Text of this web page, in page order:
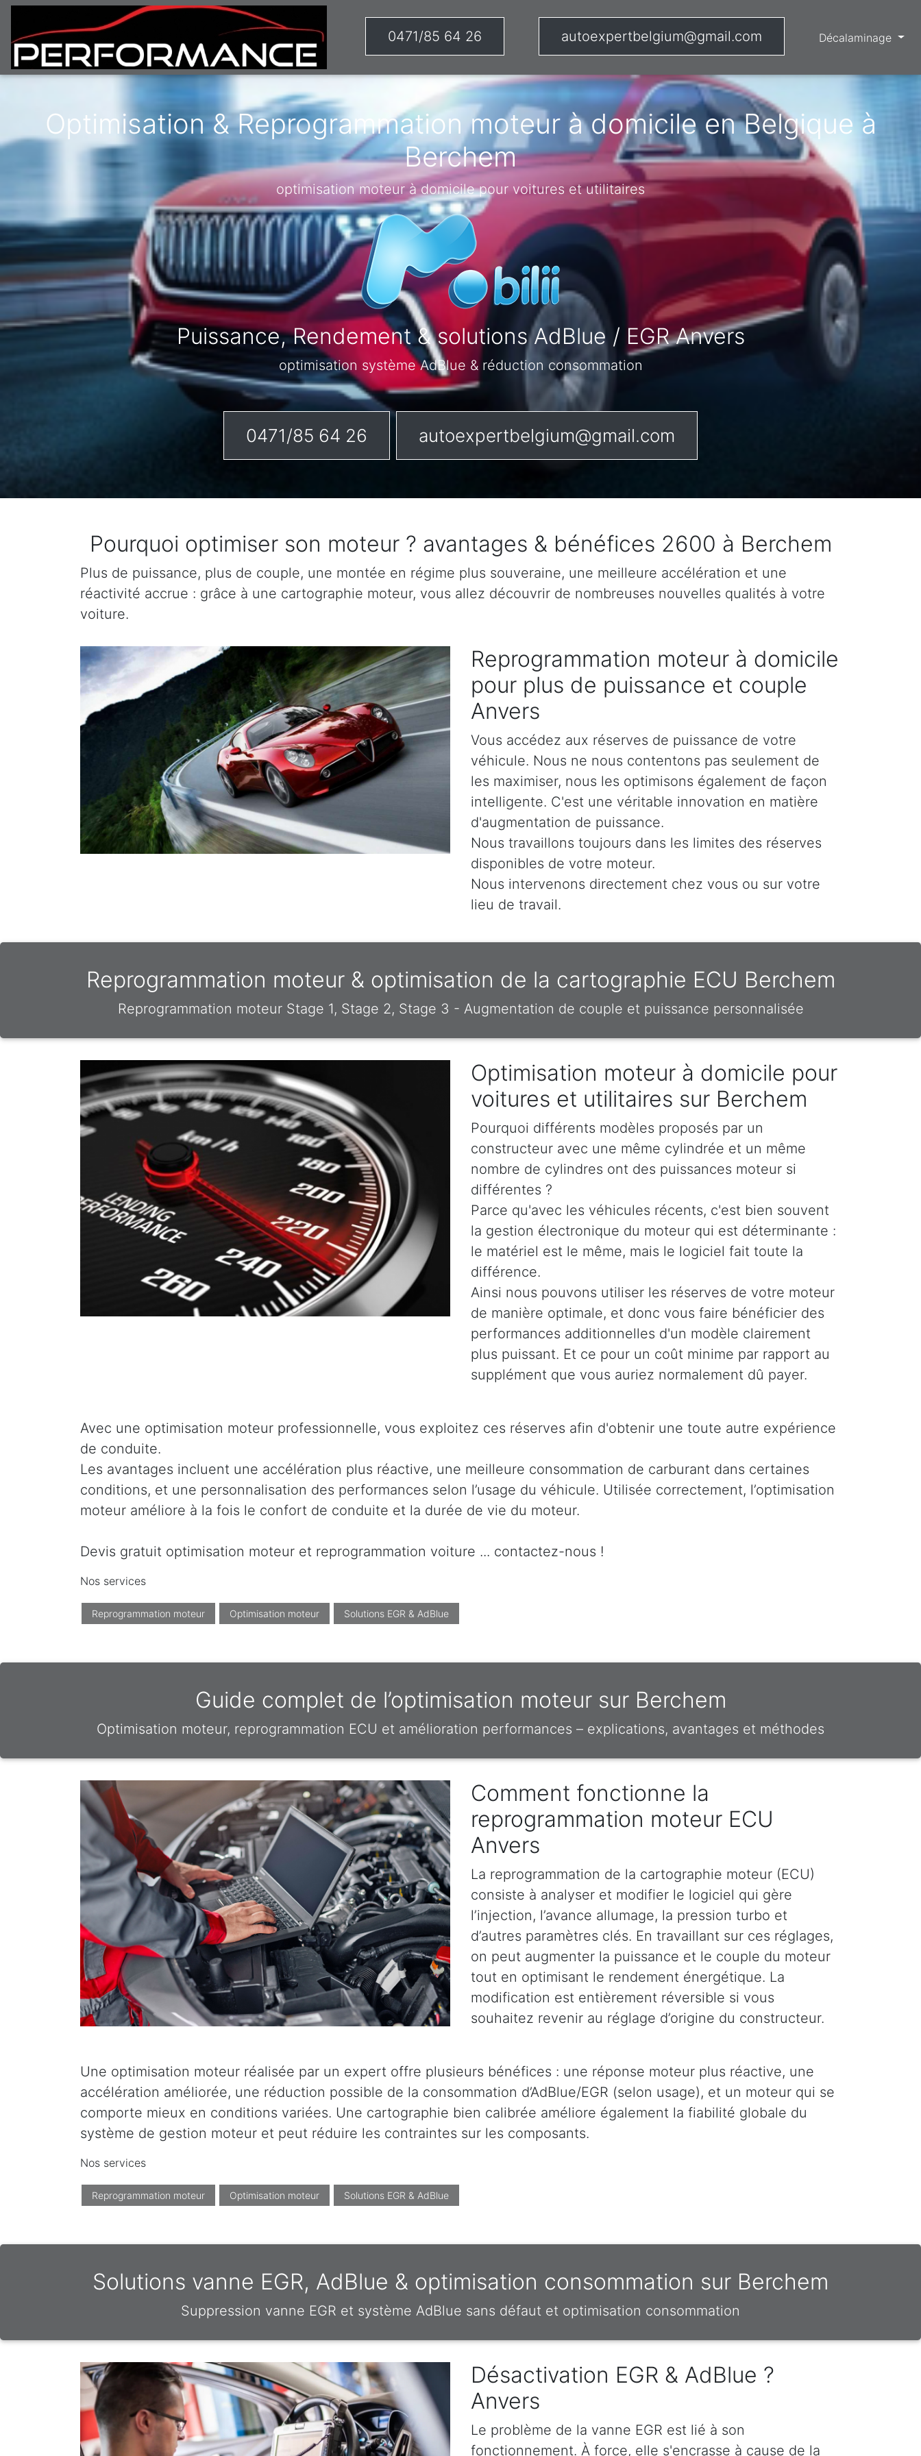
0471/85 64 26 autoexpertbelgium@gmail.com Décalaminage
Optimisation & Reprogrammation moteur à domicile en Belgique à
Berchem
optimisation moteur à domicile pour voitures et utilitaires
Puissance, Rendement & solutions AdBlue / EGR Anvers
optimisation système AdBlue & réduction consommation
0471/85 64 26 autoexpertbelgium@gmail.com
Pourquoi optimiser son moteur ? avantages & bénéfices 2600 à Berchem
Plus de puissance, plus de couple, une montée en régime plus souveraine, une meilleure accélération et une
réactivité accrue : grâce à une cartographie moteur, vous allez découvrir de nombreuses nouvelles qualités à votre
voiture.
Reprogrammation moteur à domicile
pour plus de puissance et couple
Anvers
Vous accédez aux réserves de puissance de votre
véhicule. Nous ne nous contentons pas seulement de
les maximiser, nous les optimisons également de façon
intelligente. C'est une véritable innovation en matière
d'augmentation de puissance.
Nous travaillons toujours dans les limites des réserves
disponibles de votre moteur.
Nous intervenons directement chez vous ou sur votre
lieu de travail.
Reprogrammation moteur & optimisation de la cartographie ECU Berchem
Reprogrammation moteur Stage 1, Stage 2, Stage 3 - Augmentation de couple et puissance personnalisée
Optimisation moteur à domicile pour
voitures et utilitaires sur Berchem
Pourquoi différents modèles proposés par un
constructeur avec une même cylindrée et un même
nombre de cylindres ont des puissances moteur si
différentes ?
Parce qu'avec les véhicules récents, c'est bien souvent
la gestion électronique du moteur qui est déterminante :
le matériel est le même, mais le logiciel fait toute la
différence.
Ainsi nous pouvons utiliser les réserves de votre moteur
de manière optimale, et donc vous faire bénéficier des
performances additionnelles d'un modèle clairement
plus puissant. Et ce pour un coût minime par rapport au
supplément que vous auriez normalement dû payer.
Avec une optimisation moteur professionnelle, vous exploitez ces réserves afin d'obtenir une toute autre expérience
de conduite.
Les avantages incluent une accélération plus réactive, une meilleure consommation de carburant dans certaines
conditions, et une personnalisation des performances selon l’usage du véhicule. Utilisée correctement, l’optimisation
moteur améliore à la fois le confort de conduite et la durée de vie du moteur.
Devis gratuit optimisation moteur et reprogrammation voiture ... contactez-nous !
Nos services
Reprogrammation moteur Optimisation moteur Solutions EGR & AdBlue
Guide complet de l’optimisation moteur sur Berchem
Optimisation moteur, reprogrammation ECU et amélioration performances – explications, avantages et méthodes
Comment fonctionne la
reprogrammation moteur ECU
Anvers
La reprogrammation de la cartographie moteur (ECU)
consiste à analyser et modifier le logiciel qui gère
l’injection, l’avance allumage, la pression turbo et
d’autres paramètres clés. En travaillant sur ces réglages,
on peut augmenter la puissance et le couple du moteur
tout en optimisant le rendement énergétique. La
modification est entièrement réversible si vous
souhaitez revenir au réglage d’origine du constructeur.
Une optimisation moteur réalisée par un expert offre plusieurs bénéfices : une réponse moteur plus réactive, une
accélération améliorée, une réduction possible de la consommation d’AdBlue/EGR (selon usage), et un moteur qui se
comporte mieux en conditions variées. Une cartographie bien calibrée améliore également la fiabilité globale du
système de gestion moteur et peut réduire les contraintes sur les composants.
Nos services
Reprogrammation moteur Optimisation moteur Solutions EGR & AdBlue
Solutions vanne EGR, AdBlue & optimisation consommation sur Berchem
Suppression vanne EGR et système AdBlue sans défaut et optimisation consommation
Désactivation EGR & AdBlue ?
Anvers
Le problème de la vanne EGR est lié à son
fonctionnement. À force, elle s'encrasse à cause de la